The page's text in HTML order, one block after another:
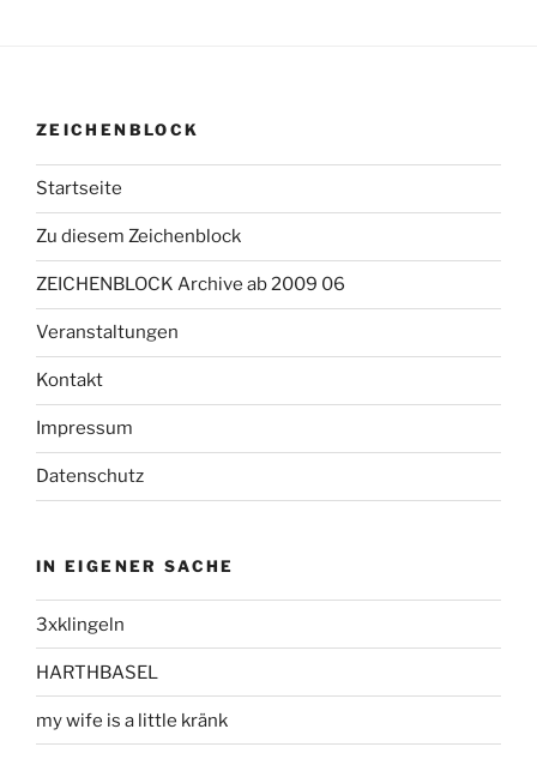
ZEICHENBLOCK
Startseite
Zu diesem Zeichenblock
ZEICHENBLOCK Archive ab 2009 06
Veranstaltungen
Kontakt
Impressum
Datenschutz
IN EIGENER SACHE
3xklingeln
HARTHBASEL
my wife is a little kränk